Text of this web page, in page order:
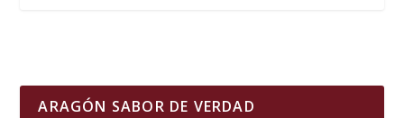
ARAGÓN SABOR DE VERDAD